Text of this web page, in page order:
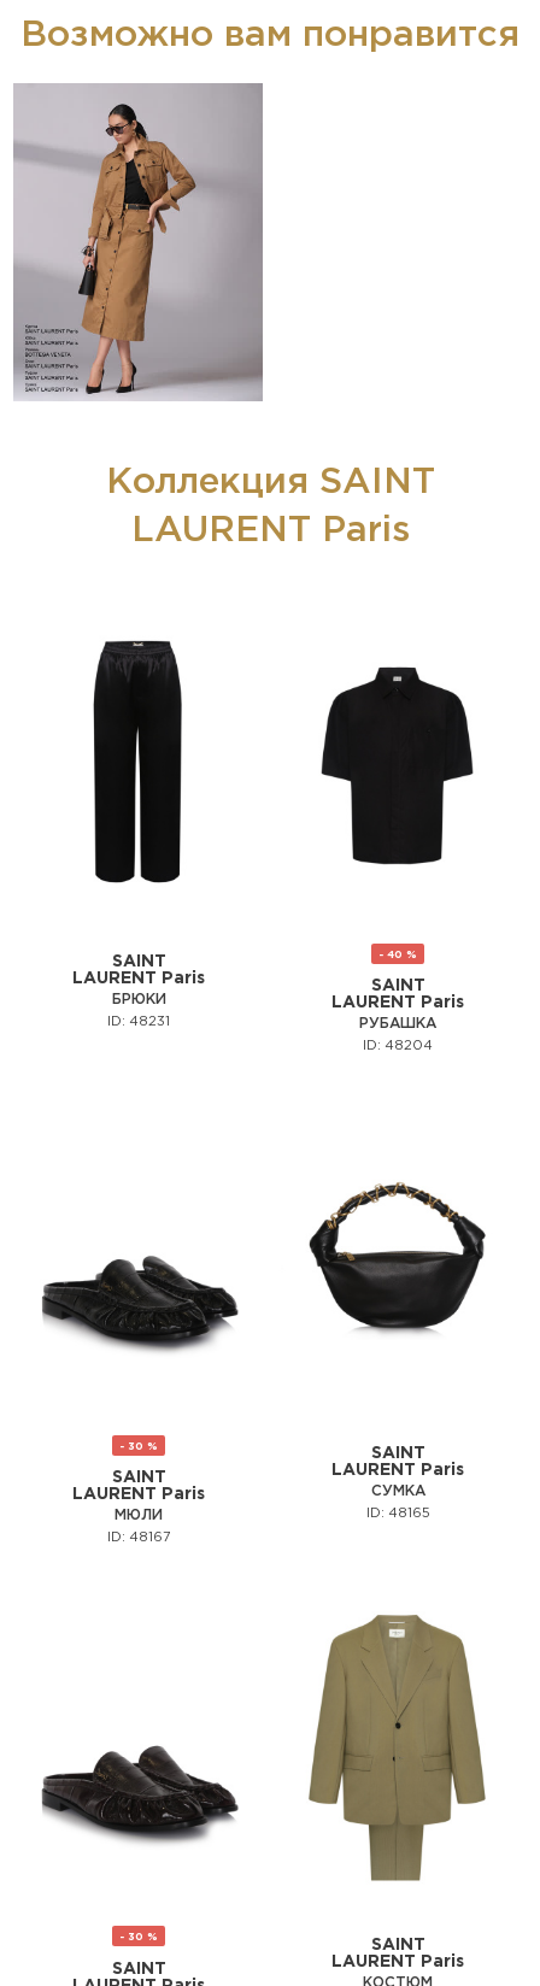
Возможно вам понравится
Коллекция SAINT
LAURENT Paris
SAINT
LAURENT Paris
БРЮКИ
ID: 48231
- 40 %
SAINT
LAURENT Paris
РУБАШКА
ID: 48204
- 30 %
SAINT
LAURENT Paris
МЮЛИ
ID: 48167
SAINT
LAURENT Paris
СУМКА
ID: 48165
- 30 %
SAINT
SAINT
LAURENT Paris
КОСТЮМ